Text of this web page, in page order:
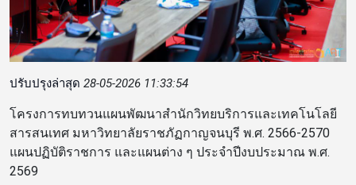
ปรับปรุงล่าสุด 28-05-2026 11:33:54
โครงการทบทวนแผนพัฒนาสำนักวิทยบริการและเทคโนโลยี
สารสนเทศ มหาวิทยาลัยราชภัฏกาญจนบุรี พ.ศ. 2566-2570
แผนปฏิบัติราชการ และแผนต่าง ๆ ประจำปีงบประมาณ พ.ศ.
2569